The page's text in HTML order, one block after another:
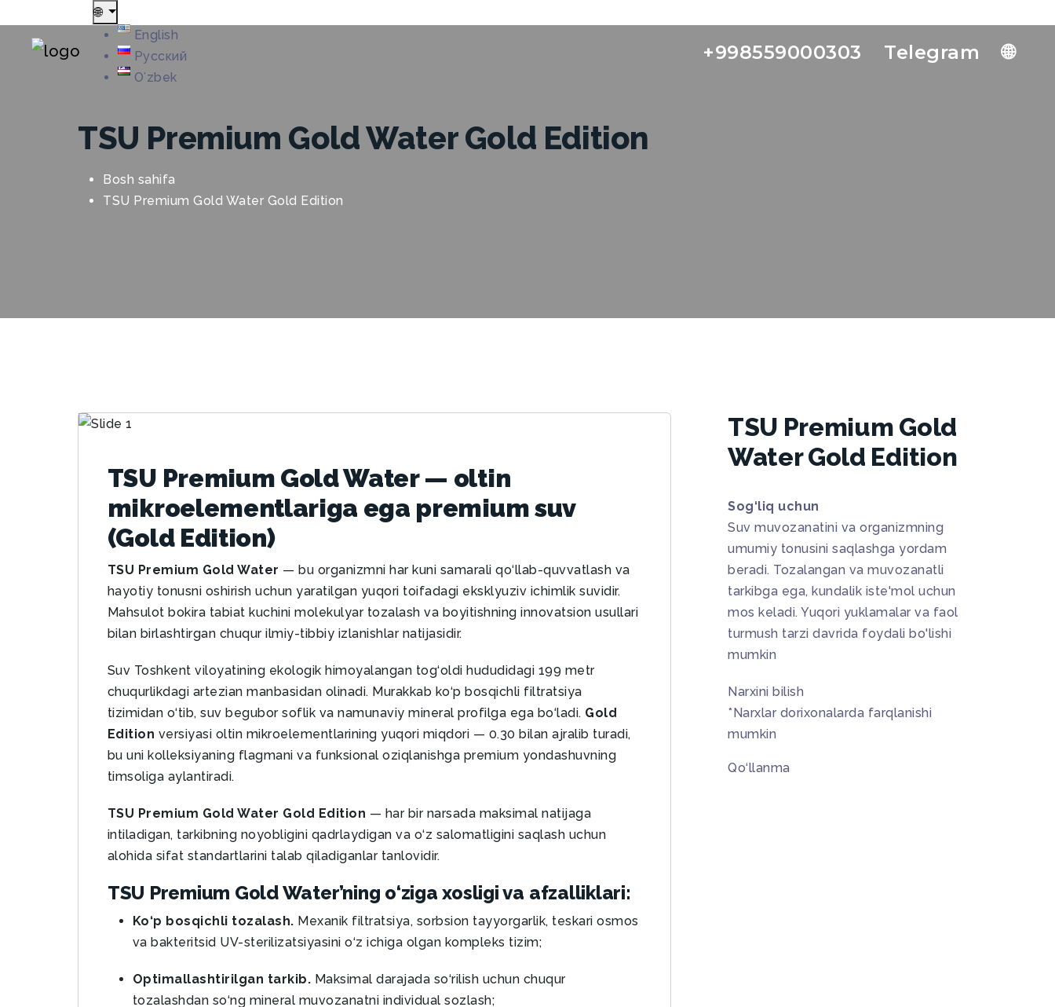
🌐
English
Русский
Oʻzbek
+998559000303 Telegram 🌐
TSU Premium Gold Water Gold Edition
Bosh sahifa
TSU Premium Gold Water Gold Edition
TSU Premium Gold Water — oltin
mikroelementlariga ega premium suv
(Gold Edition)
TSU Premium Gold Water — bu organizmni har kuni samarali qo‘llab-quvvatlash va
hayotiy tonusni oshirish uchun yaratilgan yuqori toifadagi eksklyuziv ichimlik suvidir.
Mahsulot bokira tabiat kuchini molekulyar tozalash va boyitishning innovatsion usullari
bilan birlashtirgan chuqur ilmiy-tibbiy izlanishlar natijasidir.
Suv Toshkent viloyatining ekologik himoyalangan tog‘oldi hududidagi 199 metr
chuqurlikdagi artezian manbasidan olinadi. Murakkab ko‘p bosqichli filtratsiya
tizimidan o‘tib, suv begubor soflik va namunaviy mineral profilga ega bo‘ladi. Gold
Edition versiyasi oltin mikroelementlarining yuqori miqdori — 0.30 bilan ajralib turadi,
bu uni kolleksiyaning flagmani va funksional oziqlanishga premium yondashuvning
timsoliga aylantiradi.
TSU Premium Gold Water Gold Edition — har bir narsada maksimal natijaga
intiladigan, tarkibning noyobligini qadrlaydigan va o‘z salomatligini saqlash uchun
alohida sifat standartlarini talab qiladiganlar tanlovidir.
TSU Premium Gold Water’ning o‘ziga xosligi va afzalliklari:
Ko‘p bosqichli tozalash. Mexanik filtratsiya, sorbsion tayyorgarlik, teskari osmos
va bakteritsid UV-sterilizatsiyasini o‘z ichiga olgan kompleks tizim;
Optimallashtirilgan tarkib. Maksimal darajada so‘rilish uchun chuqur
tozalashdan so‘ng mineral muvozanatni individual sozlash;
TSU Premium Gold
Water Gold Edition
Sog‘liq uchun
Suv muvozanatini va organizmning
umumiy tonusini saqlashga yordam
beradi. Tozalangan va muvozanatli
tarkibga ega, kundalik iste'mol uchun
mos keladi. Yuqori yuklamalar va faol
turmush tarzi davrida foydali bo'lishi
mumkin
Narxini bilish
*Narxlar dorixonalarda farqlanishi
mumkin
Qo‘llanma